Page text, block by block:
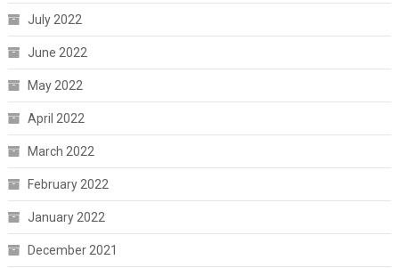
July 2022
June 2022
May 2022
April 2022
March 2022
February 2022
January 2022
December 2021